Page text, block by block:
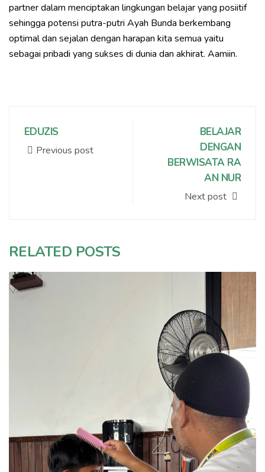
partner dalam menciptakan lingkungan belajar yang posiitif
sehingga potensi putra-putri Ayah Bunda berkembang
optimal dan sejalan dengan harapan kita semua yaitu
sebagai pribadi yang sukses di dunia dan akhirat. Aamiin.
EDUZIS
Previous post
BELAJAR
DENGAN
BERWISATA RA
AN NUR
Next post
RELATED POSTS